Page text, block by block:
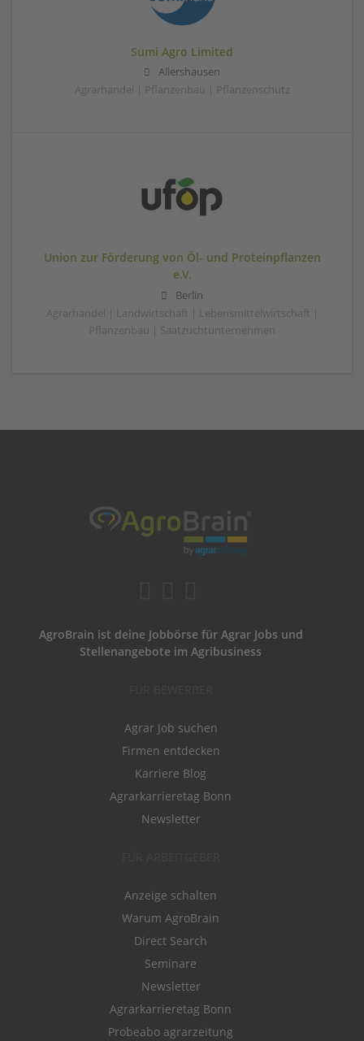
Sumi Agro Limited
Allershausen
Agrarhandel | Pflanzenbau | Pflanzenschutz
Union zur Förderung von Öl- und Proteinpflanzen
e.V.
Berlin
Agrarhandel | Landwirtschaft | Lebensmittelwirtschaft |
Pflanzenbau | Saatzuchtunternehmen
AgroBrain ist deine Jobbörse für Agrar Jobs und
Stellenangebote im Agribusiness
Agrar Job suchen
Firmen entdecken
Karriere Blog
Agrarkarrieretag Bonn
Newsletter
Anzeige schalten
Warum AgroBrain
Direct Search
Seminare
Newsletter
Agrarkarrieretag Bonn
Probeabo agrarzeitung